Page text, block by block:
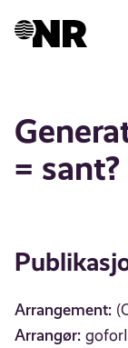
= sant?
Arrangement:
Arrangør: